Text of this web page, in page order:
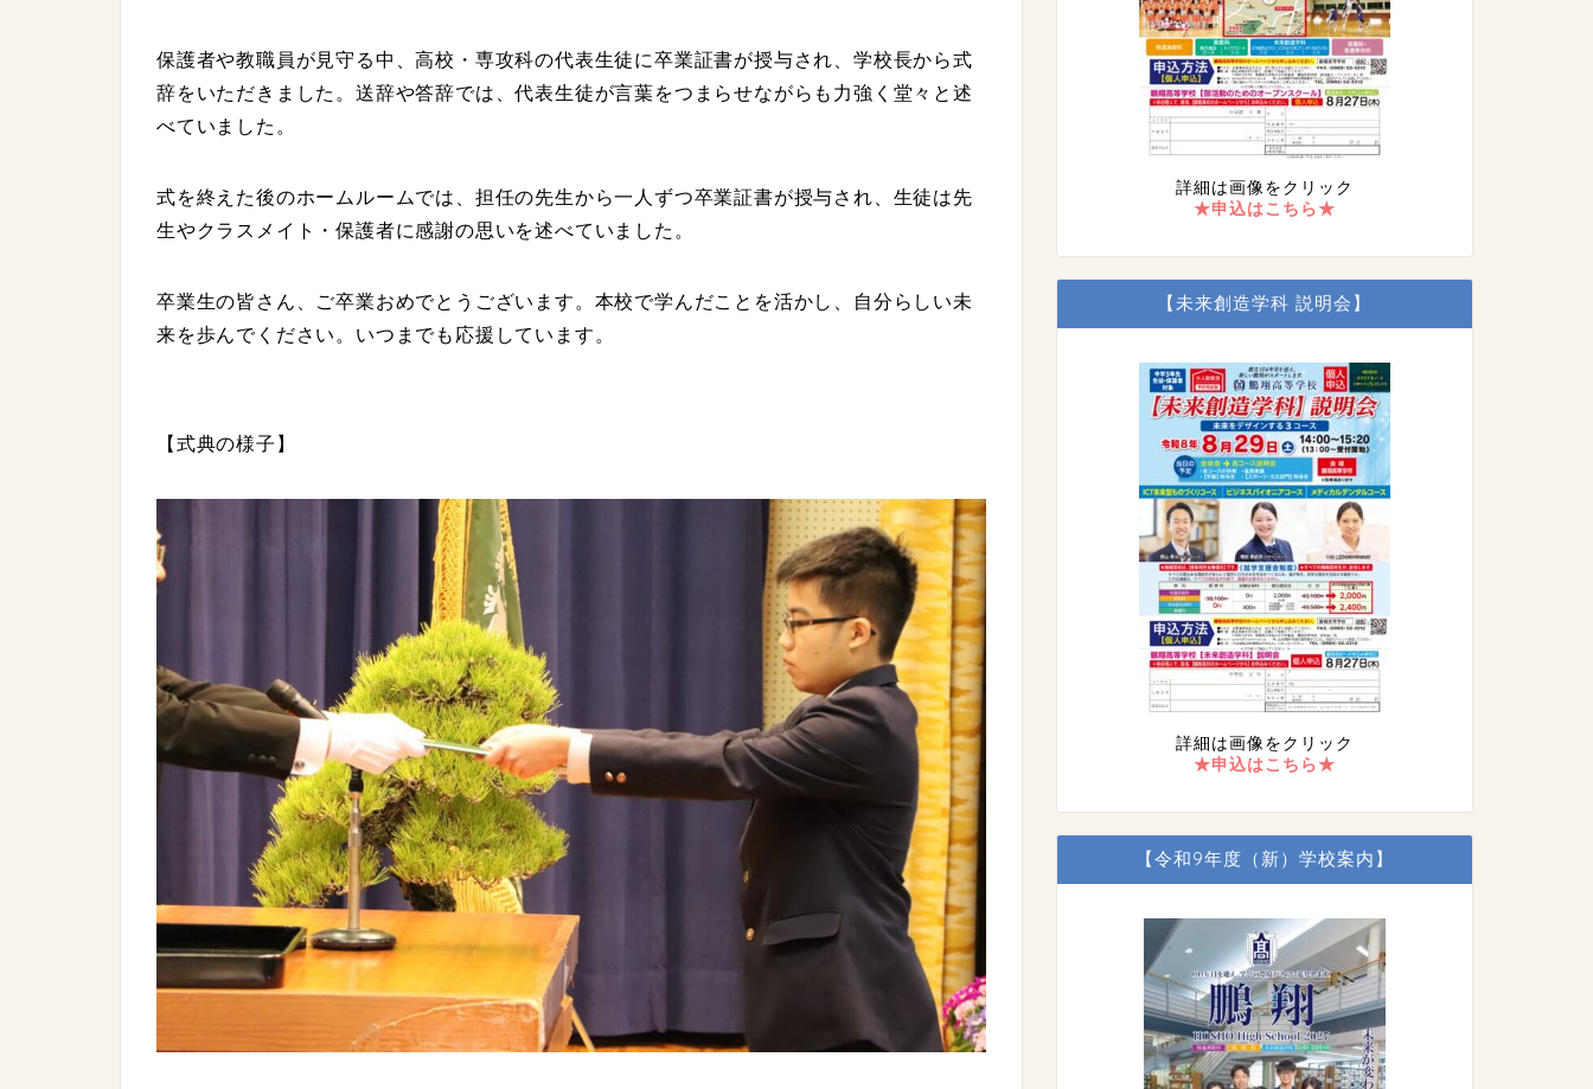
保護者や教職員が見守る中、高校・専攻科の代表生徒に卒業証書が授与され、学校長から式
辞をいただきました。送辞や答辞では、代表生徒が言葉をつまらせながらも力強く堂々と述
べていました。
式を終えた後のホームルームでは、担任の先生から一人ずつ卒業証書が授与され、生徒は先
生やクラスメイト・保護者に感謝の思いを述べていました。
卒業生の皆さん、ご卒業おめでとうございます。本校で学んだことを活かし、自分らしい未
来を歩んでください。いつまでも応援しています。
【式典の様子】
詳細は画像をクリック
★申込はこちら★
【未来創造学科 説明会】
詳細は画像をクリック
★申込はこちら★
【令和9年度（新）学校案内】